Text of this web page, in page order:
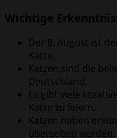
Wichtige
Der 8. August ist
Katze.
Katzen sind die
Deutschland.
Es gibt viele
Katze zu feiern.
Katzen haben
übersehen werden.